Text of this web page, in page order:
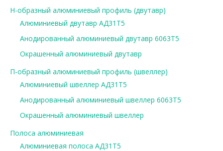
Н-образный алюминиевый профиль (двутавр)
Алюминиевый двутавр АД31Т5
Анодированный алюминиевый двутавр 6063Т5
Окрашенный алюминиевый двутавр
П-образный алюминиевый профиль (швеллер)
Алюминиевый швеллер АД31Т5
Анодированный алюминиевый швеллер 6063Т5
Окрашенный алюминиевый швеллер
Полоса алюминиевая
Алюминиевая полоса АД31Т5